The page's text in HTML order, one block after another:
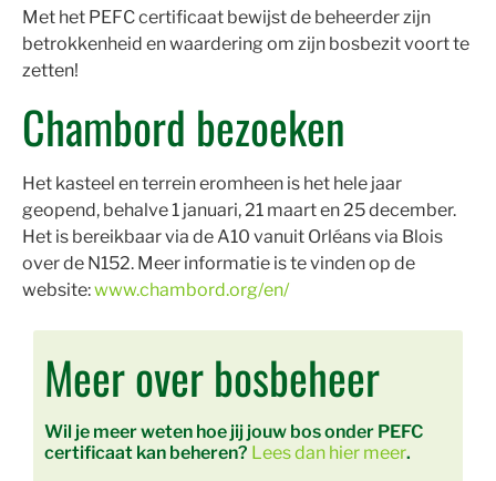
Met het PEFC certificaat bewijst de beheerder zijn
betrokkenheid en waardering om zijn bosbezit voort te
zetten!
Chambord bezoeken
Het kasteel en terrein eromheen is het hele jaar
geopend, behalve 1 januari, 21 maart en 25 december.
Het is bereikbaar via de A10 vanuit Orléans via Blois
over de N152. Meer informatie is te vinden op de
website:www.chambord.org/en/
Meer over bosbeheer
Wil je meer weten hoe jij jouw bos onder PEFC
certificaat kan beheren? Lees dan hier meer.